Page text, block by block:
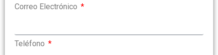
Correo Electrónico
Teléfono